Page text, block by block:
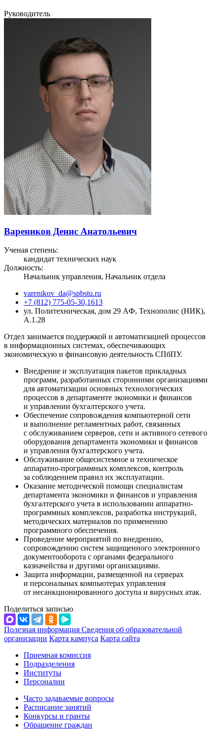
Руководитель
Вареников Денис Анатольевич
Ученая степень:
кандидат технических наук
Должность:
Начальник управления, Начальник отдела
varenikov_da@spbstu.ru
+7 (812) 775-05-30,1613
ул. Политехническая, дом 29 AФ, Технополис (НИК),
А.1.28
Отдел занимается поддержкой и автоматизацией процессов
в информационных системах, обеспечивающих
экономическую и финансовую деятельность СПбПУ.
Внедрение и эксплуатация пакетов прикладных
программ, разработанных сторонними организациями
для автоматизации основных технологических
процессов в департаменте экономики и финансов
и управлении бухгалтерского учета.
Обеспечение сопровождения компьютерной сети
и выполнение регламентных работ, связанных
с обслуживанием серверов, сети и активного сетевого
оборудования департамента экономики и финансов
и управления бухгалтерского учета.
Обслуживание общесистемное и техническое
аппаратно-программных комплексов, контроль
за соблюдением правил их эксплуатации.
Оказание методической помощи специалистам
департамента экономики и финансов и управления
бухгалтерского учета в использовании аппаратно-
программных комплексов, разработка инструкций,
методических материалов по применению
программного обеспечения.
Проведение мероприятий по внедрению,
сопровождению систем защищенного электронного
документооборота с органами федерального
казначейства и другими организациями.
Защита информации, размещенной на серверах
и персональных компьютерах управления
от несанкционированного доступа и вирусных атак.
Поделиться записью
Полезная информация Сведения об образовательной
организации Карта кампуса Карта сайта
Приемная комиссия
Подразделения
Институты
Персоналии
Часто задаваемые вопросы
Расписание занятий
Конкурсы и гранты
Обращение граждан